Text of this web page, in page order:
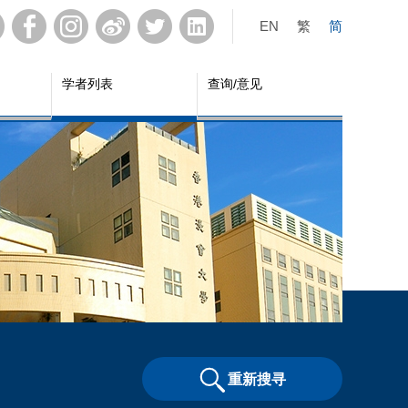
EN 繁 简
学者列表 查询/意见
重新搜寻